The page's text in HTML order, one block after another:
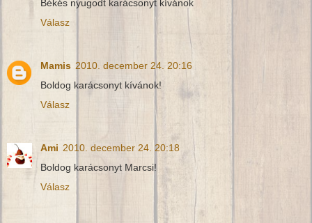
Békés nyugodt karácsonyt kívánok
Válasz
Mamis 2010. december 24. 20:16
Boldog karácsonyt kívánok!
Válasz
Ami 2010. december 24. 20:18
Boldog karácsonyt Marcsi!
Válasz